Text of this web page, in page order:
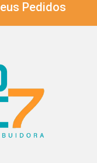
Pedidos